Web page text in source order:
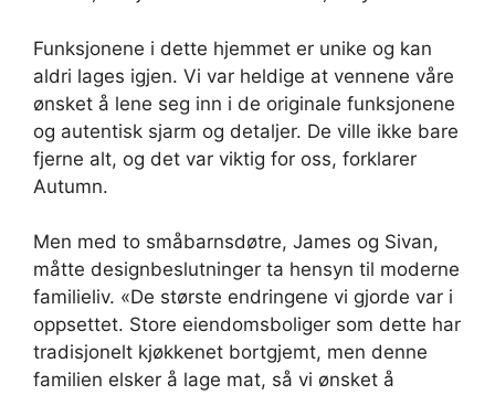
Funksjonene i dette hjemmet er unike og kan
aldri lages igjen. Vi var heldige at vennene våre
ønsket å lene seg inn i de originale funksjonene
og autentisk sjarm og detaljer. De ville ikke bare
fjerne alt, og det var viktig for oss, forklarer
Autumn.
Men med to småbarnsdøtre, James og Sivan,
måtte designbeslutninger ta hensyn til moderne
familieliv. «De største endringene vi gjorde var i
oppsettet. Store eiendomsboliger som dette har
tradisjonelt kjøkkenet bortgjemt, men denne
familien elsker å lage mat, så vi ønsket å